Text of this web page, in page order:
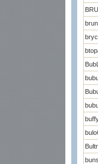
BubL
Bultr
buns